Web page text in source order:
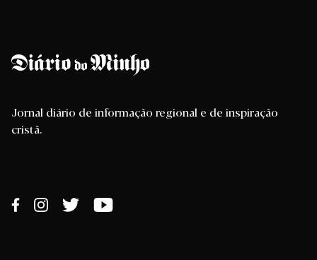
Jornal diário de informação regional e de inspiração
cristã.